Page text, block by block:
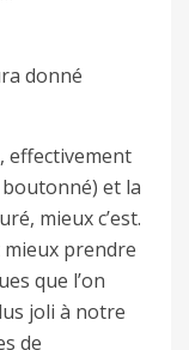
donné
effectivement
et la
mieux c’est.
mieux prendre
que l’on
joli à notre
de